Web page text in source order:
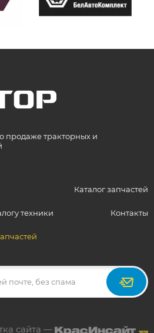
продаже тракторных и
Каталог запчастей
техники Контакты
сайта —